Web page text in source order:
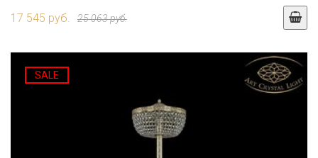
17 545 руб. 25 063 руб.
SALE